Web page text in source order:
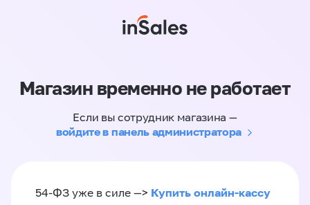
Магазин временно не работает
Если вы сотрудник магазина —
войдите в панель администратора
54-ФЗ уже в силе —> Купить онлайн-кассу